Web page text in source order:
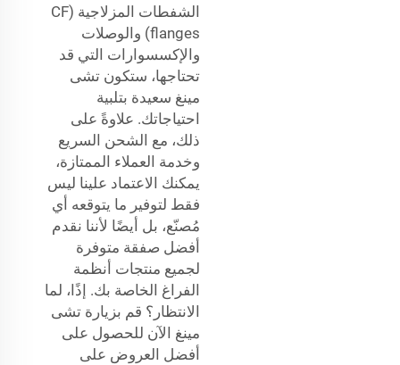
الشفطات المزلاجية (CF
flanges) والوصلات
والإكسسوارات التي قد
تحتاجها، ستكون تشى
مينغ سعيدة بتلبية
احتياجاتك. علاوةً على
ذلك، مع الشحن السريع
وخدمة العملاء الممتازة،
يمكنك الاعتماد علينا ليس
فقط لتوفير ما يتوقعه أي
مُصنّع، بل أيضًا لأننا نقدم
أفضل صفقة متوفرة
لجميع منتجات أنظمة
الفراغ الخاصة بك. إذًا، لما
الانتظار؟ قم بزيارة تشى
مينغ الآن للحصول على
أفضل العروض على